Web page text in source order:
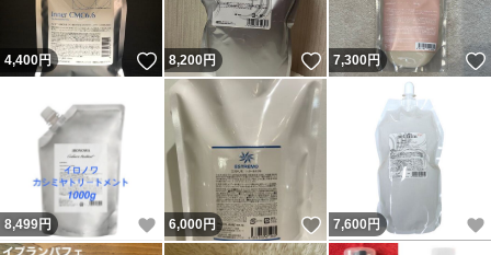
4,400円 いいね！
8,200円 いいね！
7,300円
8,499円 いいね！
6,000円 いいね！
7,600 円